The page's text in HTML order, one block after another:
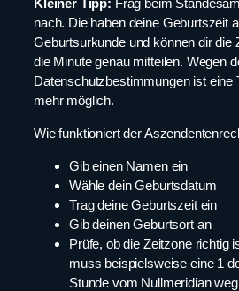
nach. Die haben deine Geburtszeit
Geburtsurkunde und können dir die
die Minute genau mitteilen. Wegen
Datenschutzbestimmungen ist eine
mehr möglich.
Wie funktioniert der
Gib einen Namen ein
Wähle dein Geburtsdatum
Trag deine Geburtszeit ein
Gib deinen Geburtsort an
Prüfe, ob die Zeitzone richtig
muss beispielsweise eine 1
Stunde vom Nullmeridian